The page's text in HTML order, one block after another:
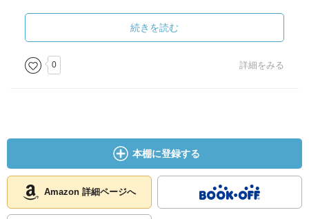
テロリストの正体は欧州を拠点とする「世界人民軍」だっ
た。美貌だが冷血なドイツ人の女シェンカーをリーダーと
する７人は、乗客225名を人質に取り、進行方向の路線全開
放を要求。ノンストップで疾走する〈ナイト・アウル〉に
有効な打開策を見出せない。モントリオールでVIA鉄道〈カ
ナディアン〉と連結した列車は、16両編成となり、人質は
約600人に膨れ上がる。しかも、各車には炭疽菌の生物兵器
も仕組まれ、外部からの攻撃は乗客が全滅するばかりでな
続きを読む
0 詳細をみる
本棚に登録する
Amazon 詳細ページへ